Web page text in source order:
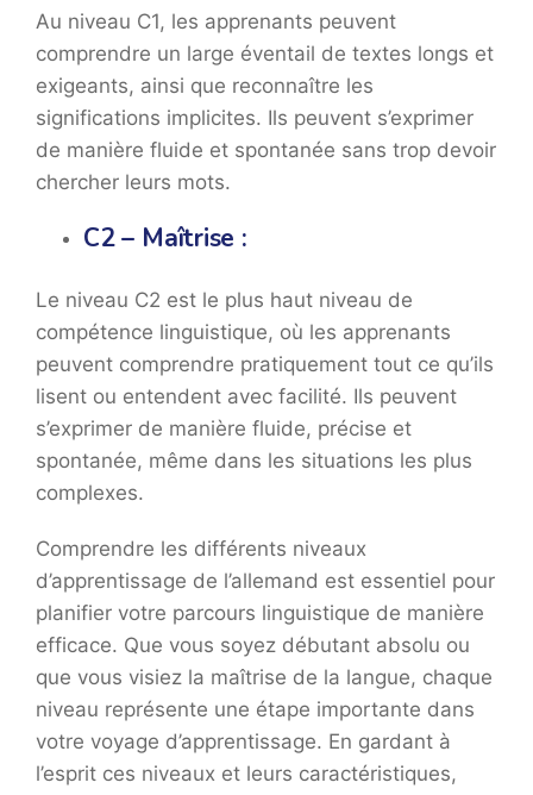
Au niveau C1, les apprenants peuvent
comprendre un large éventail de textes longs et
exigeants, ainsi que reconnaître les
significations implicites. Ils peuvent s’exprimer
de manière fluide et spontanée sans trop devoir
chercher leurs mots.
C2 – Maîtrise :
Le niveau C2 est le plus haut niveau de
compétence linguistique, où les apprenants
peuvent comprendre pratiquement tout ce qu’ils
lisent ou entendent avec facilité. Ils peuvent
s’exprimer de manière fluide, précise et
spontanée, même dans les situations les plus
complexes.
Comprendre les différents niveaux
d’apprentissage de l’allemand est essentiel pour
planifier votre parcours linguistique de manière
efficace. Que vous soyez débutant absolu ou
que vous visiez la maîtrise de la langue, chaque
niveau représente une étape importante dans
votre voyage d’apprentissage. En gardant à
l’esprit ces niveaux et leurs caractéristiques,